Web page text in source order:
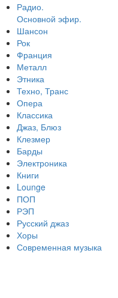
Радио.
Основной эфир.
Шансон
Рок
Франция
Металл
Этника
Техно, Транс
Опера
Классика
Джаз, Блюз
Клезмер
Барды
Электроника
Книги
Lounge
ПОП
РЭП
Русский джаз
Хоры
Современная музыка